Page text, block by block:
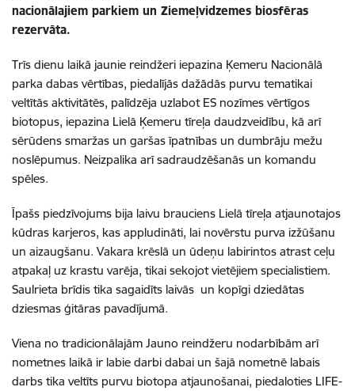
nacionālajiem parkiem un Ziemeļvidzemes biosfēras
rezervāta.
Trīs dienu laikā jaunie reindžeri iepazina Ķemeru Nacionālā
parka dabas vērtības, piedalījās dažādās purvu tematikai
veltītās aktivitātēs, palīdzēja uzlabot ES nozīmes vērtīgos
biotopus, iepazina Lielā Ķemeru tīreļa daudzveidību, kā arī
sērūdens smaržas un garšas īpatnības un dumbrāju mežu
noslēpumus. Neizpalika arī sadraudzēšanās un komandu
spēles.
Īpašs piedzīvojums bija laivu brauciens Lielā tīreļa atjaunotajos
kūdras karjeros, kas appludināti, lai novērstu purva izžūšanu
un aizaugšanu. Vakara krēslā un ūdeņu labirintos atrast ceļu
atpakaļ uz krastu varēja, tikai sekojot vietējiem specialistiem.
Saulrieta brīdis tika sagaidīts laivās un kopīgi dziedātas
dziesmas ģitāras pavadījumā.
Viena no tradicionālajām Jauno reindžeru nodarbībām arī
nometnes laikā ir labie darbi dabai un šajā nometnē labais
darbs tika veltīts purvu biotopa atjaunošanai, piedaloties LIFE-